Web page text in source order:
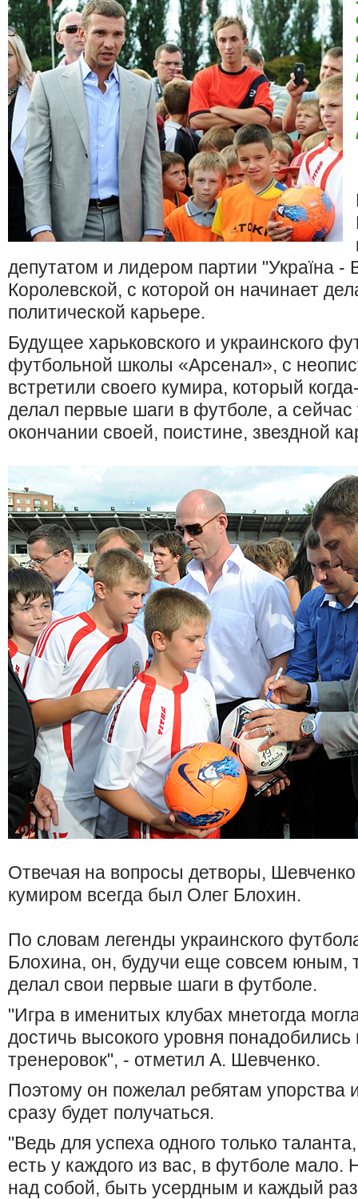
депутатом и лидером партии "Україна -
Королевской, с которой он начинает
политической карьере.
Будущее харьковского и украинского
футбольной школы «Арсенал», с
встретили своего кумира, который
делал первые шаги в футболе, а
окончании своей, поистине, звездной
Отвечая на вопросы детворы, Шевченко
кумиром всегда был Олег Блохин.
По словам легенды украинского
Блохина, он, будучи еще совсем юным,
делал свои первые шаги в футболе.
"Игра в именитых клубах мнетогда
достичь высокого уровня
тренеровок", - отметил А. Шевченко.
Поэтому он пожелал ребятам упорства
сразу будет получаться.
"Ведь для успеха одного только
есть у каждого из вас, в футболе мало.
над собой, быть усердным и каждый